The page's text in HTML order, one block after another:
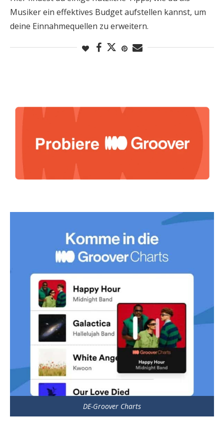
Musiker ein effektives Budget aufstellen kannst, um
deine Einnahmequellen zu erweitern.
DE-Groover Charts